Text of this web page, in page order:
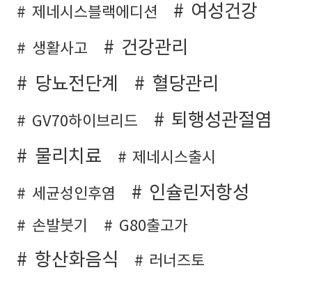
제네시스블랙에디션 여성건강
생활사고
건강관리
당뇨전단계
혈당관리
GV70하이브리드
퇴행성관절염
물리치료
제네시스출시
세균성인후염 인슐린저항성
손발붓기 G80출고가
항산화음식 러너즈토